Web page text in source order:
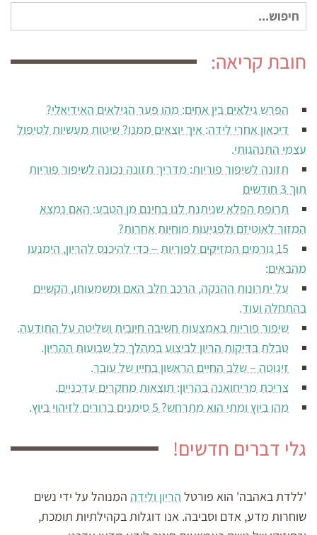
חיפוש
עבור:
חובת קריאה:
הפרש גילאים בין אחים: מהו פער הגילאים האידיאלי?
דיכאון אחרי לידה: איך יוצאים ממנו? שיטות מעשיות לטיפול
עצמי התנהגותי.
תזונה לשיפור פוריות: מדריך תזונה נכונה לשיפור פוריות
תוך 3 חודשים
תרופת הפלא שניתנת לנו בחינם מן הטבע: האם נמצא
המזור לאוטיזם ולפגיעות מוחיות אחרות?
15 גורמים המזיקים לפוריות – כדי להיכנס להריון, הימנעו
מהבאים:
על יתרונות ההנקה, הרכב חלב האם ומשמעותו, הקשיים
בהתחלה ועוד.
שיפור פוריות באמצעות חשיבה חיובית ושליטה על התודעה.
טבלת בדיקות הריון לביצוע במהלך כל שבועות ההריון.
זיגוטה – שלב החיים הראשון בחייו של עובר.
צריכת מריחואנה בהריון: תוצאות מחקרים עדכניים.
מהו ביוץ ומתי הוא מתרחש? 5 סימנים ברורים לזיהוי ביוץ.
גלי דברים חדשים!
'ללדת באהבה' הוא פורטל הריון ולידה המנוהל על ידי נשים
שוחרות מדע, אדם וסביבה. אנו דוגלות בקהילתיות תומכת,